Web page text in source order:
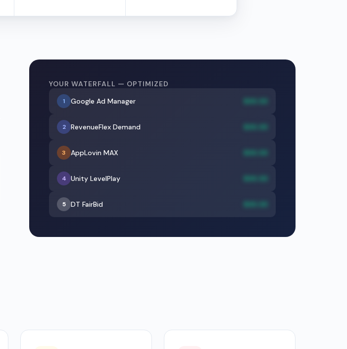
YOUR WATERFALL — OPTIMIZED
1 Google Ad Manager
2 RevenueFlex Demand
3 AppLovin MAX
4 Unity LevelPlay
5 DT FairBid